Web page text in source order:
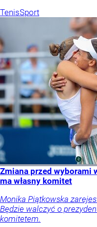
TenisSport
Zmiana przed wyborami
ma własny komitet
Monika Piątkowska
Będzie walczyć o
komitetem.